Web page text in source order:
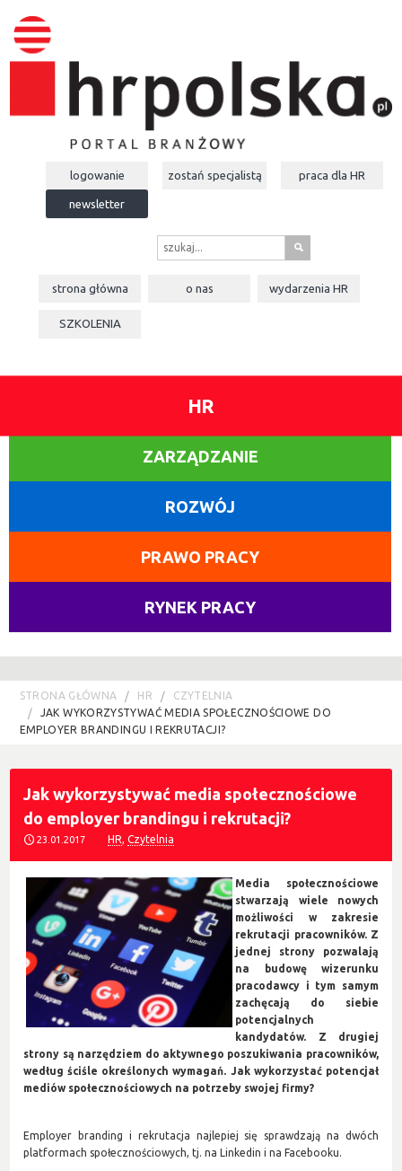
logowanie zostań specjalistą praca dla HR
newsletter
s
strona główna o nas wydarzeniaHR
SZKOLENIA
HR
ZARZĄDZANIE
ROZWÓJ
PRAWO PRACY
RYNEK PRACY
STRONA GŁÓWNA HR
CZYTELNIA
JAK WYKORZYSTYWAĆ MEDIA SPOŁECZNOŚCIOWE DO
EMPLOYER BRANDINGU I REKRUTACJI?
Jak wykorzystywać media społecznościowe
do employer brandingu i rekrutacji?
23.01.2017 HR,Czytelnia
Media społecznościowe
stwarzają wiele nowych
możliwości w zakresie
rekrutacji pracowników. Z
jednej strony pozwalają
na budowę wizerunku
pracodawcy i tym samym
zachęcają do siebie
potencjalnych
kandydatów. Z drugiej
strony są narzędziem do aktywnego poszukiwania pracowników,
według ściśle określonych wymagań. Jak wykorzystać potencjał
mediów społecznościowych na potrzeby swojej firmy?
Employer branding i rekrutacja najlepiej się sprawdzają na dwóch
platformach społecznościowych, tj. na Linkedin i na Facebooku.